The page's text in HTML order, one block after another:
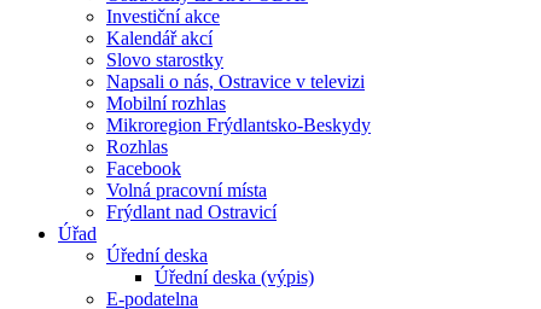
Investiční akce
Kalendář akcí
Slovo starostky
Napsali o nás, Ostravice v televizi
Mobilní rozhlas
Mikroregion Frýdlantsko-Beskydy
Rozhlas
Facebook
Volná pracovní místa
Frýdlant nad Ostravicí
Úřad
Úřední deska
Úřední deska (výpis)
E-podatelna